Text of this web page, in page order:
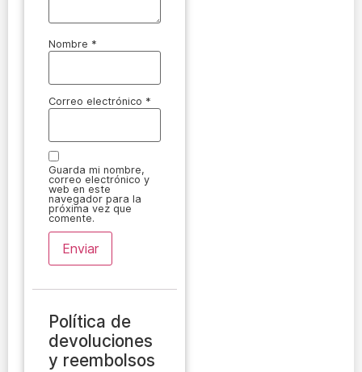
Nombre *
Correo electrónico *
Guarda mi nombre,
correo electrónico y
web en este
navegador para la
próxima vez que
comente.
Política de
devoluciones
y reembolsos